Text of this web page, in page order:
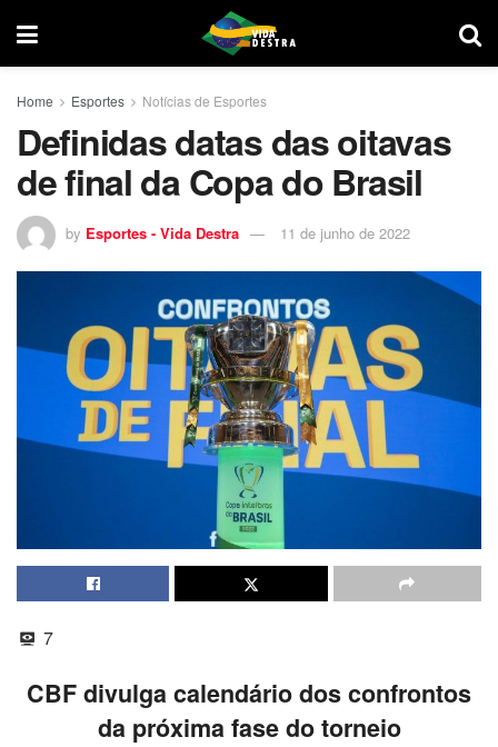
Home Esportes Notícias de Esportes
Definidas datas das oitavas
de final da Copa do Brasil
by Esportes - Vida Destra 11 de junho de 2022
7
CBF divulga calendário dos confrontos
da próxima fase do torneio